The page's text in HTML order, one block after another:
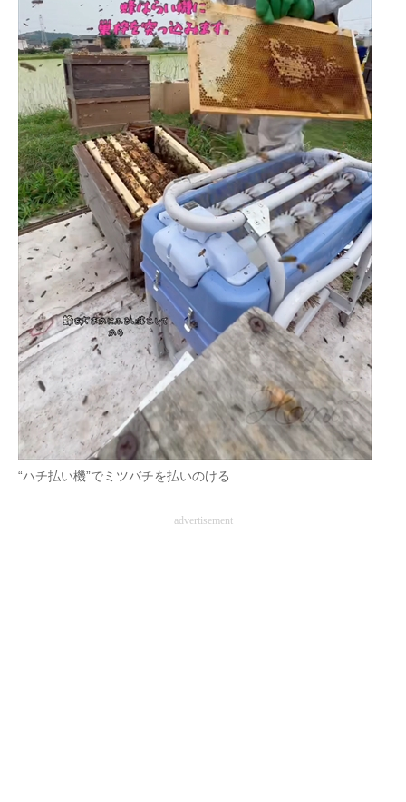
“ハチ払い機”でミツバチを払いのける
advertisement